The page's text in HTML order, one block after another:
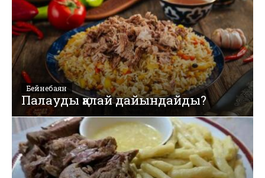
Бейнебаян
Палауды қалай дайындайды?